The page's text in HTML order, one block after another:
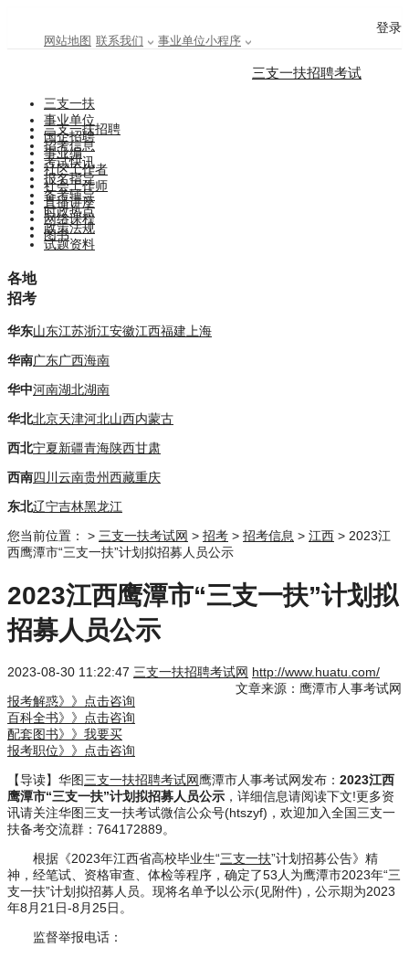
网站地图 联系我们 事业单位小程序
登录
三支一扶招聘考试
三支一扶
事业单位
国企招聘
事业编
社区工作者
社会工作师
直播讲座
网络课程
图书
三支一扶招聘
招考信息
考试快讯
报名指导
备考辅导
时政热点
政策法规
试题资料
各地
招考
华东山东江苏浙江安徽江西福建 上海
华南广东广西海南
华中河南湖北湖南
华北北京天津河北山西内蒙古
西北宁夏新疆青海陕西甘肃
西南四川 云南贵州西藏重庆
东北辽宁吉林黑龙江
您当前位置：
> 三支一扶考试网 > 招考 > 招考信息 > 江西 > 2023江
西鹰潭市“三支一扶”计划拟招募人员公示
2023江西鹰潭市“三支一扶”计划拟
招募人员公示
2023-08-30 11:22:47 三支一扶招聘考试网 http://www.huatu.com/
文章来源：鹰潭市人事考试网
报考解惑》》点击咨询
百科全书》》点击咨询
配套图书》》我要买
报考职位》》点击咨询
【导读】华图三支一扶招聘考试网鹰潭市人事考试网发布： 2023江西
鹰潭市“三支一扶”计划拟招募人员公示 ，详细信息请阅读下文!更多资
讯请关注华图三支一扶考试微信公众号(htszyf)，欢迎加入全国三支一
扶备考交流群：764172889。
根据《2023年江西省高校毕业生“三支一扶”计划招募公告》精
神，经笔试、资格审查、体检等程序，确定了53人为鹰潭市2023年“三
支一扶”计划拟招募人员。现将名单予以公示(见附件)，公示期为2023
年8月21日-8月25日。
监督举报电话：